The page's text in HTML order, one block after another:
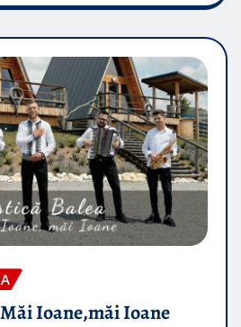
Ioane,măi Ioane